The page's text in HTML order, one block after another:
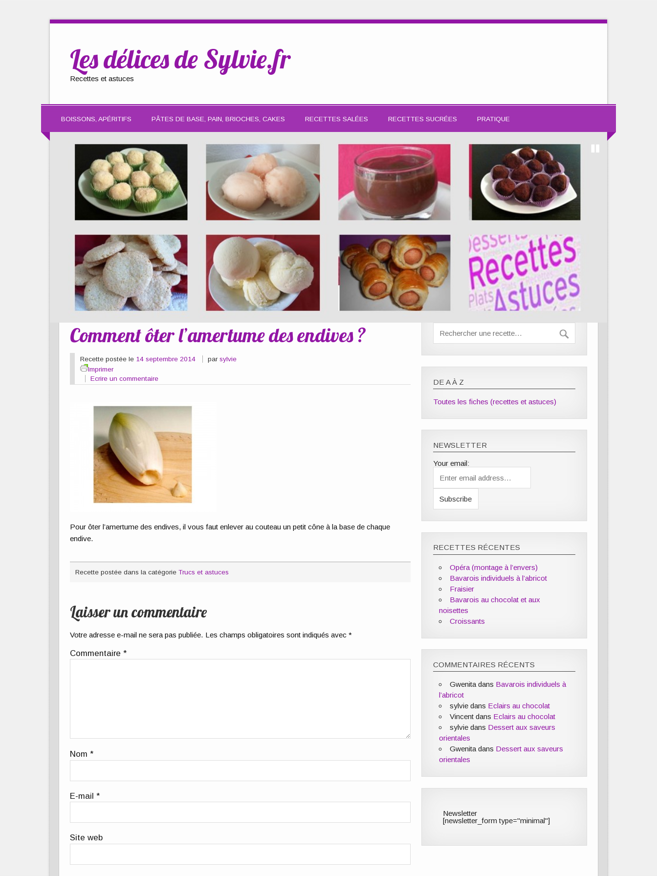
Les délices de Sylvie.fr
Recettes et astuces
BOISSONS, APÉRITIFS PÂTES DE BASE, PAIN, BRIOCHES, CAKES RECETTES SALÉES RECETTES SUCRÉES PRATIQUE
Comment ôter l’amertume des endives ?
Recette postée le 14 septembre 2014 parsylvie
Imprimer
Ecrire un commentaire
Pour ôter l’amertume des endives, il vous faut enlever au couteau un petit cône à la base de chaque
endive.
Recette postée dans la catégorie Trucs et astuces
Laisser un commentaire
Votre adresse e-mail ne sera pas publiée. Les champs obligatoires sont indiqués avec*
Commentaire*
Nom*
E-mail*
Site web
DE A À Z
Toutes les fiches (recettes et astuces)
NEWSLETTER
Your email:
RECETTES RÉCENTES
Opéra (montage à l’envers)
Bavarois individuels à l’abricot
Fraisier
Bavarois au chocolat et aux
noisettes
Croissants
COMMENTAIRES RÉCENTS
Gwenitadans Bavarois individuels à
l’abricot
sylviedans Eclairs au chocolat
Vincentdans Eclairs au chocolat
sylviedans Dessert aux saveurs
orientales
Gwenitadans Dessert aux saveurs
orientales
Newsletter
[newsletter_form type="minimal"]